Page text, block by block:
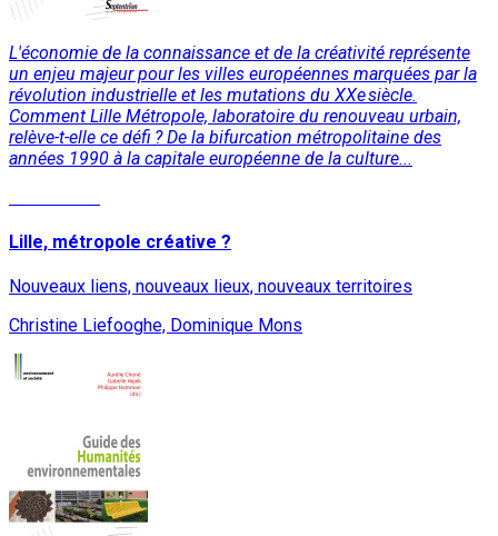
L'économie de la connaissance et de la créativité représente
un enjeu majeur pour les villes européennes marquées par la
révolution industrielle et les mutations du XXe siècle.
Comment Lille Métropole, laboratoire du renouveau urbain,
relève-t-elle ce défi ? De la bifurcation métropolitaine des
années 1990 à la capitale européenne de la culture...
Lille, métropole créative ?
Nouveaux liens, nouveaux lieux, nouveaux territoires
Christine Liefooghe, Dominique Mons